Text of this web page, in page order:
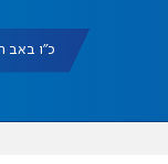
כ"ו באב